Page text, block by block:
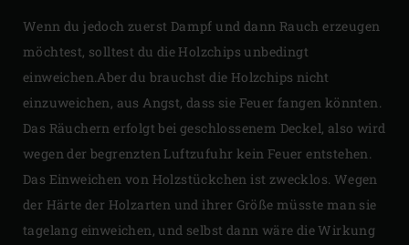
Wenn du jedoch zuerst Dampf und dann Rauch erzeugen
möchtest, solltest du die Holzchips unbedingt
einweichen.Aber du brauchst die Holzchips nicht
einzuweichen, aus Angst, dass sie Feuer fangen könnten.
Das Räuchern erfolgt bei geschlossenem Deckel, also wird
wegen der begrenzten Luftzufuhr kein Feuer entstehen.
Das Einweichen von Holzstückchen ist zwecklos. Wegen
der Härte der Holzarten und ihrer Größe müsste man sie
tagelang einweichen, und selbst dann wäre die Wirkung